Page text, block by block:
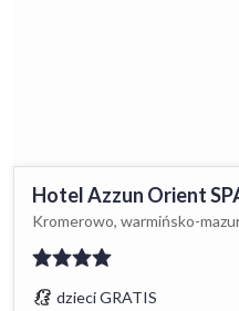
Hotel Azzun Orient
Kromerowo, warmińsko-
dzieci GRATIS